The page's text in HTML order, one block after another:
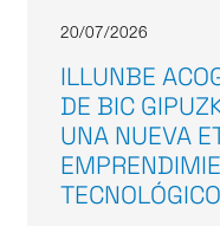
20/07/2026
ILLUNBE
DE BIC
UNA NUEVA